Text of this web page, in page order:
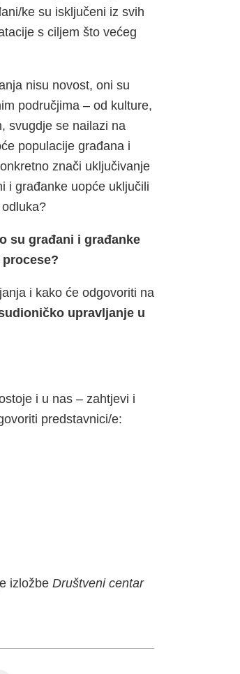
ke su isključeni iz svih
s ciljem što većeg
nisu novost, oni su
područjima – od kulture,
svugdje se nailazi na
populacije građana i
znači uključivanje
i građanke uopće uključili
su građani i građanke
i kako će odgovoriti na
upravljanje u
i u nas – zahtjevi i
predstavnici/e:
izložbe Društveni centar